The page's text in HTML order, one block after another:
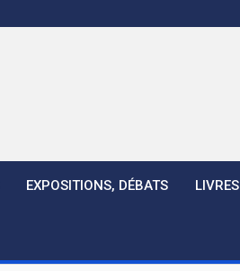
EXPOSITIONS, DÉBATS LIVRES